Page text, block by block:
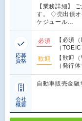
【業務詳細】
す。 ◇売出債オ
ケジュール…
応募
資格
必須
【必須
（
歓迎
【歓迎
（発行
会社
概要
自動車販売金融